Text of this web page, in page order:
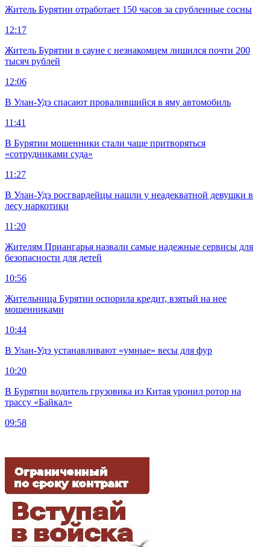
Житель Бурятии отработает 150 часов за срубленные сосны
12:17
Житель Бурятии в сауне с незнакомцем лишился почти 200
тысяч рублей
12:06
В Улан-Удэ спасают провалившийся в яму автомобиль
11:41
В Бурятии мошенники стали чаще притворяться
«сотрудниками суда»
11:27
В Улан-Удэ росгвардейцы нашли у неадекватной девушки в
лесу наркотики
11:20
Жителям Приангарья назвали самые надежные сервисы для
безопасности для детей
10:56
Жительница Бурятии оспорила кредит, взятый на нее
мошенниками
10:44
В Улан-Удэ устанавливают «умные» весы для фур
10:20
В Бурятии водитель грузовика из Китая уронил ротор на
трассу «Байкал»
09:58